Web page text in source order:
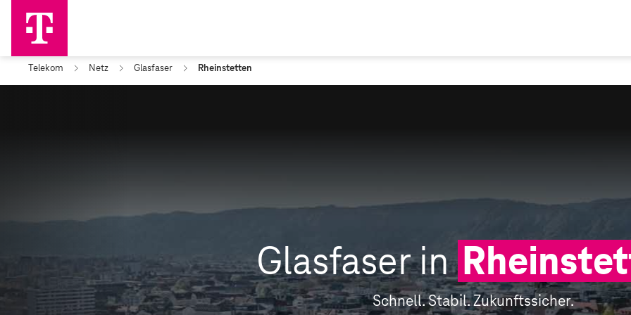
Telekom Netz Glasfaser Rheinstetten
Glasfaser in
Schnell. Stabil. Zukunftssicher.